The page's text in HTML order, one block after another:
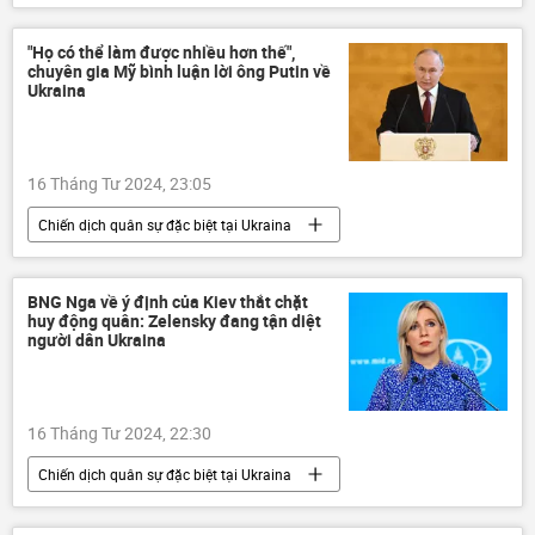
Bộ Quốc phòng Nga
Zaporozhye
Nga
Ukraina
xung đột quân sự
Thế giới
IAEA
"Họ có thể làm được nhiều hơn thế",
chuyên gia Mỹ bình luận lời ông Putin về
Ukraina
16 Tháng Tư 2024, 23:05
Chiến dịch quân sự đặc biệt tại Ukraina
Vladimir Putin
Nga
Thế giới
Ukraina
Alexandr Lukashenko
xung đột quân sự
Chính trị
BNG Nga về ý định của Kiev thắt chặt
huy động quân: Zelensky đang tận diệt
người dân Ukraina
16 Tháng Tư 2024, 22:30
Chiến dịch quân sự đặc biệt tại Ukraina
Chính trị
Thế giới
Nga